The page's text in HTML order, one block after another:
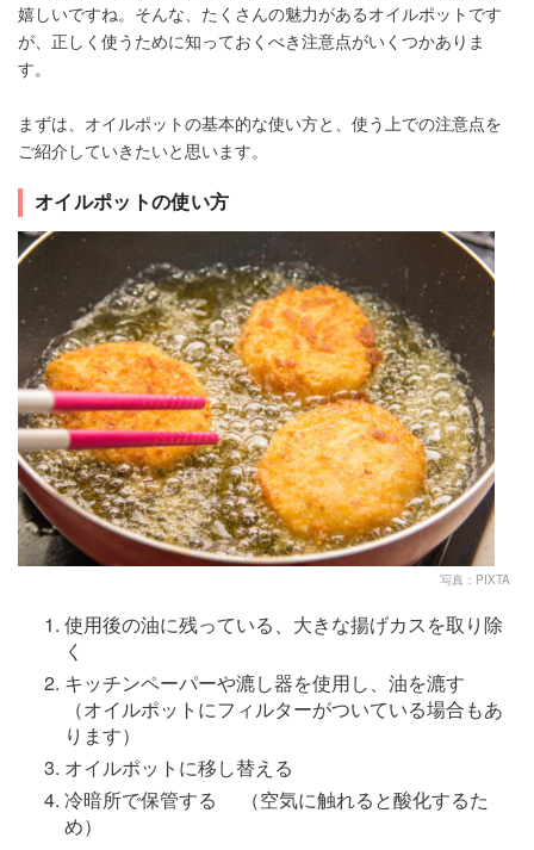
嬉しいですね。そんな、たくさんの魅力があるオイルポットです
が、正しく使うために知っておくべき注意点がいくつかありま
す。
まずは、オイルポットの基本的な使い方と、使う上での注意点を
ご紹介していきたいと思います。
オイルポットの使い方
写真：PIXTA
使用後の油に残っている、大きな揚げカスを取り除
く
キッチンペーパーや漉し器を使用し、油を漉す
（オイルポットにフィルターがついている場合もあ
ります）
オイルポットに移し替える
冷暗所で保管する （空気に触れると酸化するた
め）